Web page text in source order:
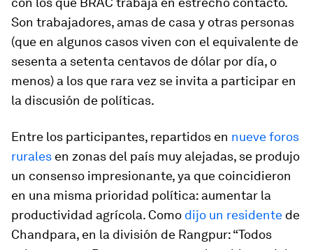
Son trabajadores, amas de casa y otras personas
(que en algunos casos viven con el equivalente de
sesenta a setenta centavos de dólar por día, o
menos) a los que rara vez se invita a participar en
la discusión de políticas.
Entre los participantes, repartidos en nueve foros
rurales en zonas del país muy alejadas, se produjo
un consenso impresionante, ya que coincidieron
en una misma prioridad política: aumentar la
productividad agrícola. Como dijo un residente de
Chandpara, en la división de Rangpur: “Todos